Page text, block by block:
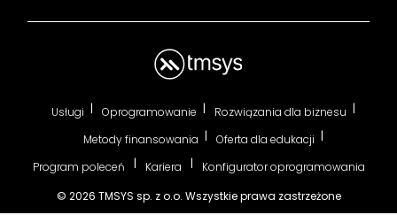
Usługi Oprogramowanie
Rozwiązania dla biznesu
Metody finansowania
Oferta dla edukacji
Program poleceń
Kariera
Konfigurator oprogramowania
© 2026 TMSYS sp. z o.o. Wszystkie prawa zastrzeżone